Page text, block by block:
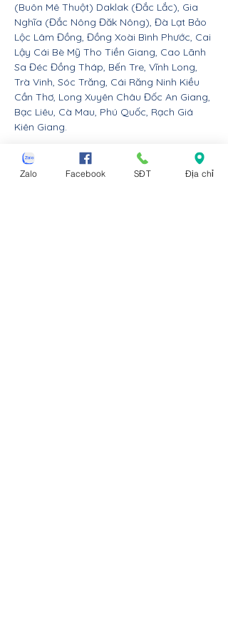
(Buôn Mê Thuột) Daklak (Đắc Lắc), Gia
Nghĩa (Đắc Nông Đăk Nông), Đà Lạt Bảo
Lộc Lâm Đồng, Đồng Xoài Bình Phước, Cai
Lậy Cái Bè Mỹ Tho Tiền Giang, Cao Lãnh
Sa Đéc Đồng Tháp, Bến Tre, Vĩnh Long,
Trà Vinh, Sóc Trăng, Cái Răng Ninh Kiều
Cần Thơ, Long Xuyên Châu Đốc An Giang,
Bạc Liêu, Cà Mau, Phú Quốc, Rạch Giá
Kiên Giang.
Nội thất Linco giao hàng cho các huyện,
thị xã tx, tp thành phố tỉnh thành từ Đà
Zalo Facebook SĐT Địa chỉ